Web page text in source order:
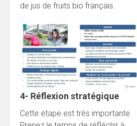
de jus de fruits bio français.
4- Réflexion stratégique
Cette étape est très importante.